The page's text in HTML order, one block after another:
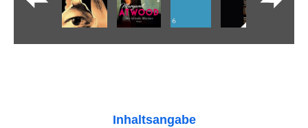
Inhaltsangabe